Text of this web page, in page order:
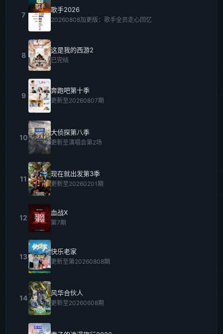
7
歌手2026
20260808加更版：歌手全员走心回忆
8
这是我的西游2
已完结
9
奔跑吧第十季
更新至20260807期
10
大侦探第八季
更新至演唱会第2场
11
现在就出发第3季
更新至20260201期
12
血战X
第7期
13
快乐老家
更新至第20260808期
14
风华合伙人
更新至20260608期